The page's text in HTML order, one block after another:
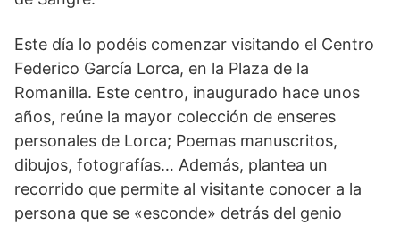
Este día lo podéis comenzar visitando el Centro
Federico García Lorca, en la Plaza de la
Romanilla. Este centro, inaugurado hace unos
años, reúne la mayor colección de enseres
personales de Lorca; Poemas manuscritos,
dibujos, fotografías… Además, plantea un
recorrido que permite al visitante conocer a la
persona que se «esconde» detrás del genio